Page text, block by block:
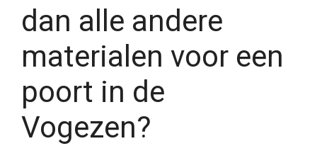
dan alle andere
materialen voor een
poort in de
Vogezen?